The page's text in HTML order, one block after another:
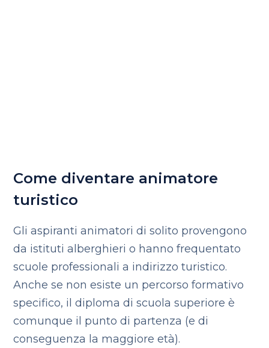
Come diventare animatore
turistico
Gli aspiranti animatori di solito provengono
da istituti alberghieri o hanno frequentato
scuole professionali a indirizzo turistico.
Anche se non esiste un percorso formativo
specifico, il diploma di scuola superiore è
comunque il punto di partenza (e di
conseguenza la maggiore età).